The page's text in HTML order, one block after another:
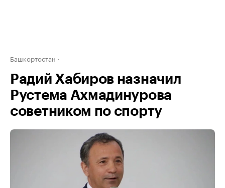
Башкортостан
Радий Хабиров назначил
Рустема Ахмадинурова
советником по спорту